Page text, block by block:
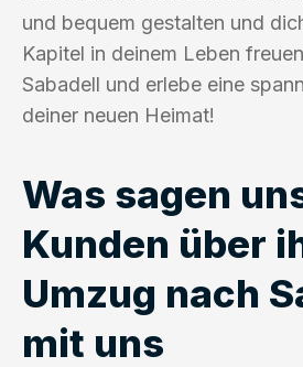
und bequem gestalten und
Kapitel in deinem Leben
Sabadell und erlebe eine
deiner neuen Heimat!
Was sagen
Kunden über
Umzug nach
mit uns